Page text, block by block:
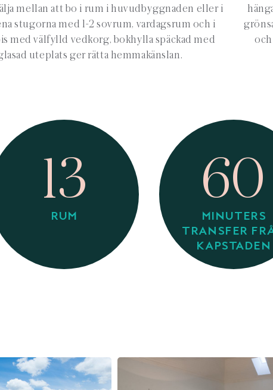
mellan att bo i rum i huvudbyggnaden eller i
stugorna med 1-2 sovrum, vardagsrum och i
med välfylld vedkorg, bokhylla späckad med
uteplats ger rätta hemmakänslan.
13
RUM
60
MINUTERS
TRANSFER
KAPSTADEN